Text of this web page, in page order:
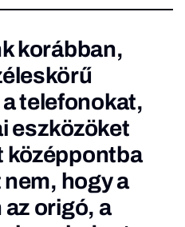
korábban,
telefonokat,
eszközöket
középpontba
hogy a
origó, a